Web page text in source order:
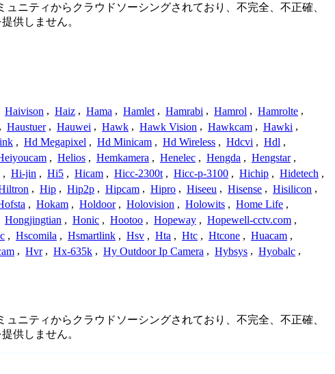
ニティからクラウドソーシングされており、不完全、不正確、
供しません。
Haivison , Haiz , Hama , Hamlet , Hamrabi , Hamrol , Hamrolte ,
, Haustuer , Hauwei , Hawk , Hawk Vision , Hawkcam , Hawki ,
, Hd Megapixel , Hd Minicam , Hd Wireless , Hdcvi , Hdl ,
, Helios , Hemkamera , Henelec , Hengda , Hengstar ,
, Hi-jin , Hi5 , Hicam , Hicc-2300t , Hicc-p-3100 , Hichip , Hidetech ,
, Hip , Hip2p , Hipcam , Hipro , Hiseeu , Hisense , Hisilicon ,
, Hokam , Holdoor , Holovision , Holowits , Home Life ,
Hongjingtian , Honic , Hootoo , Hopeway , Hopewell-cctv.com ,
, Hscomila , Hsmartlink , Hsv , Hta , Htc , Htcone , Huacam ,
, Hvr , Hx-635k , Hy Outdoor Ip Camera , Hybsys , Hyobalc ,
ニティからクラウドソーシングされており、不完全、不正確、
供しません。